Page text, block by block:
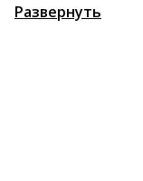
человека дела,
Развернуть